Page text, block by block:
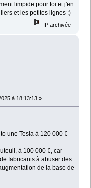
limpide pour toi et j'en
et les petites lignes :)
IP archivée
à 18:13:13 »
une Tesla à 120 000 €
à 100 000 €, car
fabricants à abuser des
de la base de